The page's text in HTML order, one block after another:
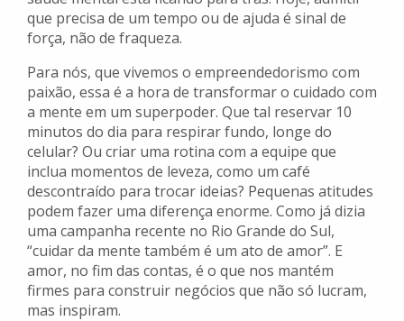
que precisa de um tempo ou de ajuda é sinal de
força, não de fraqueza.
Para nós, que vivemos o empreendedorismo com
paixão, essa é a hora de transformar o cuidado com
a mente em um superpoder. Que tal reservar 10
minutos do dia para respirar fundo, longe do
celular? Ou criar uma rotina com a equipe que
inclua momentos de leveza, como um café
descontraído para trocar ideias? Pequenas atitudes
podem fazer uma diferença enorme. Como já dizia
uma campanha recente no Rio Grande do Sul,
“cuidar da mente também é um ato de amor”. E
amor, no fim das contas, é o que nos mantém
firmes para construir negócios que não só lucram,
mas inspiram.